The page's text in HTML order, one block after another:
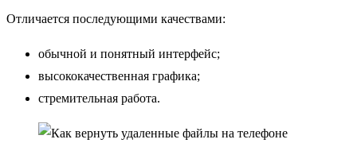
Отличается последующими качествами:
обычной и понятный интерфейс;
высококачественная графика;
стремительная работа.